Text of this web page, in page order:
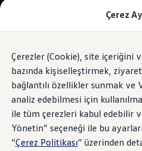
Çerez
Çerezler (Cookie), site içeriğini
bazında kişiselleştirmek,
bağlantılı özellikler sunmak
analiz edebilmesi için
ile tüm çerezleri kabul edebilir
Yönetin” seçeneği ile bu
“Çerez Politikası” üzerinden
Geri
Dönün
Skip
to
footer
Elektrikli Araçlar
Elektrikli Modeller
Satış Sonrası Hizmetler
Elektrikli Araçlar
Elektrikli
ID. Teknolojisi ve
Rejeneratif Enerji
Batarya
Batarya Ömrü
Elektro-mekanik
Akıllıviraj